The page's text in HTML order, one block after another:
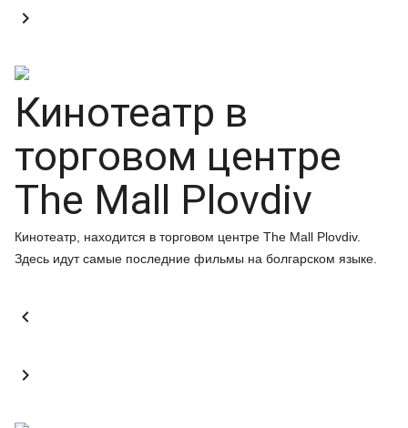

Кинотеатр в
торговом центре
The Mall Plovdiv
Кинотеатр, находится в торговом центре The Mall Plovdiv.
Здесь идут самые последние фильмы на болгарском языке.

